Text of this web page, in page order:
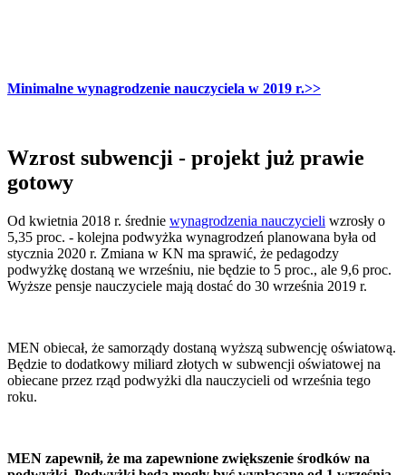
Minimalne wynagrodzenie nauczyciela w 2019 r.>>
Wzrost subwencji - projekt już prawie
gotowy
Od kwietnia 2018 r. średnie wynagrodzenia nauczycieli wzrosły o
5,35 proc. - kolejna podwyżka wynagrodzeń planowana była od
stycznia 2020 r. Zmiana w KN ma sprawić, że pedagodzy
podwyżkę dostaną we wrześniu, nie będzie to 5 proc., ale 9,6 proc.
Wyższe pensje nauczyciele mają dostać do 30 września 2019 r.
MEN obiecał, że samorządy dostaną wyższą subwencję oświatową.
Będzie to dodatkowy miliard złotych w subwencji oświatowej na
obiecane przez rząd podwyżki dla nauczycieli od września tego
roku.
MEN zapewnił, że ma zapewnione zwiększenie środków na